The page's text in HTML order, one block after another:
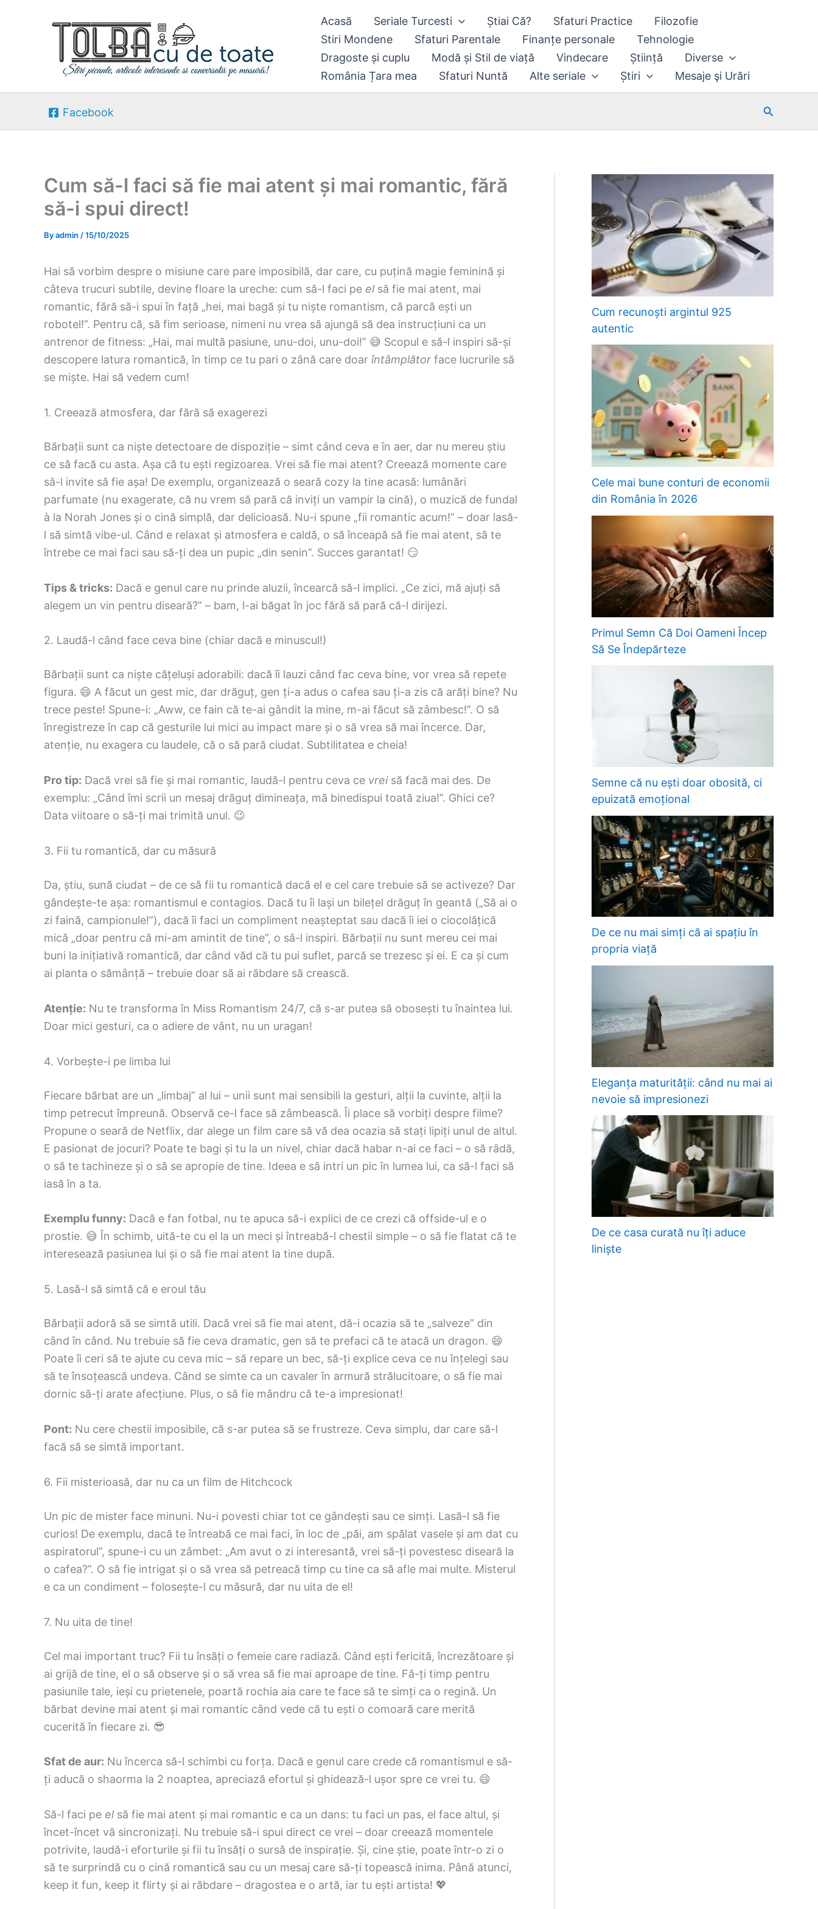
Acasă Seriale Turcesti Știai Că? Sfaturi Practice
Filozofie
Stiri Mondene
Sfaturi Parentale Finanțe personale
Tehnologie
Dragoste și cuplu
Modă și Stil de viață Vindecare Știință
Diverse
România Țara mea
Sfaturi Nuntă Alte seriale Știri Mesaje şi Urări
Facebook Search
Cum să-l faci să fie mai atent și mai romantic, fără
să-i spui direct!
Byadmin /15/10/2025
Hai să vorbim despre o misiune care pare imposibilă, dar care, cu puțină magie feminină și
câteva trucuri subtile, devine floare la ureche: cum să-l faci pe el să fie mai atent, mai
romantic, fără să-i spui în față „hei, mai bagă și tu niște romantism, că parcă ești un
robotel!”. Pentru că, să fim serioase, nimeni nu vrea să ajungă să dea instrucțiuni ca un
antrenor de fitness: „Hai, mai multă pasiune, unu-doi, unu-doi!” 😅 Scopul e să-l inspiri să-și
descopere latura romantică, în timp ce tu pari o zână care doar întâmplător face lucrurile să
se miște. Hai să vedem cum!
1. Creează atmosfera, dar fără să exagerezi
Bărbații sunt ca niște detectoare de dispoziție – simt când ceva e în aer, dar nu mereu știu
ce să facă cu asta. Așa că tu ești regizoarea. Vrei să fie mai atent? Creează momente care
să-l invite să fie așa! De exemplu, organizează o seară cozy la tine acasă: lumânări
parfumate (nu exagerate, că nu vrem să pară că inviți un vampir la cină), o muzică de fundal
à la Norah Jones și o cină simplă, dar delicioasă. Nu-i spune „fii romantic acum!” – doar lasă-
l să simtă vibe-ul. Când e relaxat și atmosfera e caldă, o să înceapă să fie mai atent, să te
întrebe ce mai faci sau să-ți dea un pupic „din senin”. Succes garantat! 😏
Tips & tricks: Dacă e genul care nu prinde aluzii, încearcă să-l implici. „Ce zici, mă ajuți să
alegem un vin pentru diseară?” – bam, l-ai băgat în joc fără să pară că-l dirijezi.
2. Laudă-l când face ceva bine (chiar dacă e minuscul!)
Bărbații sunt ca niște cățeluși adorabili: dacă îi lauzi când fac ceva bine, vor vrea să repete
figura. 😄 A făcut un gest mic, dar drăguț, gen ți-a adus o cafea sau ți-a zis că arăți bine? Nu
trece peste! Spune-i: „Aww, ce fain că te-ai gândit la mine, m-ai făcut să zâmbesc!”. O să
înregistreze în cap că gesturile lui mici au impact mare și o să vrea să mai încerce. Dar,
atenție, nu exagera cu laudele, că o să pară ciudat. Subtilitatea e cheia!
Pro tip: Dacă vrei să fie și mai romantic, laudă-l pentru ceva ce vreisă facă mai des. De
exemplu: „Când îmi scrii un mesaj drăguț dimineața, mă binedispui toată ziua!”. Ghici ce?
Data viitoare o să-ți mai trimită unul. 😉
3. Fii tu romantică, dar cu măsură
Da, știu, sună ciudat – de ce să fii tu romantică dacă el e cel care trebuie să se activeze? Dar
gândește-te așa: romantismul e contagios. Dacă tu îi lași un bilețel drăguț în geantă („Să ai o
zi faină, campionule!”), dacă îi faci un compliment neașteptat sau dacă îi iei o ciocolățică
mică „doar pentru că mi-am amintit de tine”, o să-l inspiri. Bărbații nu sunt mereu cei mai
buni la inițiativă romantică, dar când văd că tu pui suflet, parcă se trezesc și ei. E ca și cum
ai planta o sămânță – trebuie doar să ai răbdare să crească.
Atenție: Nu te transforma în Miss Romantism 24/7, că s-ar putea să obosești tu înaintea lui.
Doar mici gesturi, ca o adiere de vânt, nu un uragan!
4. Vorbește-i pe limba lui
Fiecare bărbat are un „limbaj” al lui – unii sunt mai sensibili la gesturi, alții la cuvinte, alții la
timp petrecut împreună. Observă ce-l face să zâmbească. Îi place să vorbiți despre filme?
Propune o seară de Netflix, dar alege un film care să vă dea ocazia să stați lipiți unul de altul.
E pasionat de jocuri? Poate te bagi și tu la un nivel, chiar dacă habar n-ai ce faci – o să râdă,
o să te tachineze și o să se apropie de tine. Ideea e să intri un pic în lumea lui, ca să-l faci să
iasă în a ta.
Exemplu funny: Dacă e fan fotbal, nu te apuca să-i explici de ce crezi că offside-ul e o
prostie. 😅 În schimb, uită-te cu el la un meci și întreabă-l chestii simple – o să fie flatat că te
interesează pasiunea lui și o să fie mai atent la tine după.
5. Lasă-l să simtă că e eroul tău
Bărbații adoră să se simtă utili. Dacă vrei să fie mai atent, dă-i ocazia să te „salveze” din
când în când. Nu trebuie să fie ceva dramatic, gen să te prefaci că te atacă un dragon. 😄
Poate îi ceri să te ajute cu ceva mic – să repare un bec, să-ți explice ceva ce nu înțelegi sau
să te însoțească undeva. Când se simte ca un cavaler în armură strălucitoare, o să fie mai
dornic să-ți arate afecțiune. Plus, o să fie mândru că te-a impresionat!
Pont: Nu cere chestii imposibile, că s-ar putea să se frustreze. Ceva simplu, dar care să-l
facă să se simtă important.
6. Fii misterioasă, dar nu ca un film de Hitchcock
Un pic de mister face minuni. Nu-i povesti chiar tot ce gândești sau ce simți. Lasă-l să fie
curios! De exemplu, dacă te întreabă ce mai faci, în loc de „păi, am spălat vasele și am dat cu
aspiratorul”, spune-i cu un zâmbet: „Am avut o zi interesantă, vrei să-ți povestesc diseară la
o cafea?”. O să fie intrigat și o să vrea să petreacă timp cu tine ca să afle mai multe. Misterul
e ca un condiment – folosește-l cu măsură, dar nu uita de el!
7. Nu uita de tine!
Cel mai important truc? Fii tu însăți o femeie care radiază. Când ești fericită, încrezătoare și
ai grijă de tine, el o să observe și o să vrea să fie mai aproape de tine. Fă-ți timp pentru
pasiunile tale, ieși cu prietenele, poartă rochia aia care te face să te simți ca o regină. Un
bărbat devine mai atent și mai romantic când vede că tu ești o comoară care merită
cucerită în fiecare zi. 😎
Sfat de aur: Nu încerca să-l schimbi cu forța. Dacă e genul care crede că romantismul e să-
ți aducă o shaorma la 2 noaptea, apreciază efortul și ghidează-l ușor spre ce vrei tu. 😄
Să-l faci pe el să fie mai atent și mai romantic e ca un dans: tu faci un pas, el face altul, și
încet-încet vă sincronizați. Nu trebuie să-i spui direct ce vrei – doar creează momentele
potrivite, laudă-i eforturile și fii tu însăți o sursă de inspirație. Și, cine știe, poate într-o zi o
să te surprindă cu o cină romantică sau cu un mesaj care să-ți topească inima. Până atunci,
keep it fun, keep it flirty și ai răbdare – dragostea e o artă, iar tu ești artista! 💖
Cum recunoști argintul 925
autentic
Cele mai bune conturi de economii
din România în 2026
Primul Semn Că Doi Oameni Încep
Să Se Îndepărteze
Semne că nu ești doar obosită, ci
epuizată emoțional
De ce nu mai simți că ai spațiu în
propria viață
Eleganța maturității: când nu mai ai
nevoie să impresionezi
De ce casa curată nu îți aduce
liniște